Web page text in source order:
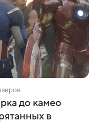
до камео
в